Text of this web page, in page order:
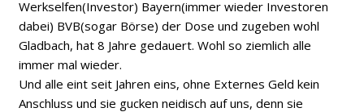
Werkselfen(Investor) Bayern(immer wieder Investoren
dabei) BVB(sogar Börse) der Dose und zugeben wohl
Gladbach, hat 8 Jahre gedauert. Wohl so ziemlich alle
immer mal wieder.
Und alle eint seit Jahren eins, ohne Externes Geld kein
Anschluss und sie gucken neidisch auf uns, denn sie